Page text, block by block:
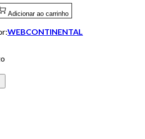
Adicionar ao carrinho
WEBCONTINENTAL